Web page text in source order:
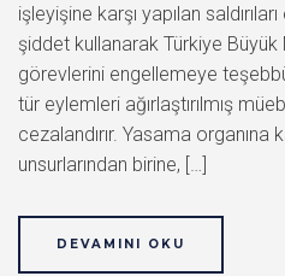
işleyişine karşı yapılan
şiddet kullanarak Türkiye Büyük
görevlerini engellemeye
tür eylemleri ağırlaştırılmış
cezalandırır. Yasama
unsurlarından birine, […]
DEVAMINI OKU